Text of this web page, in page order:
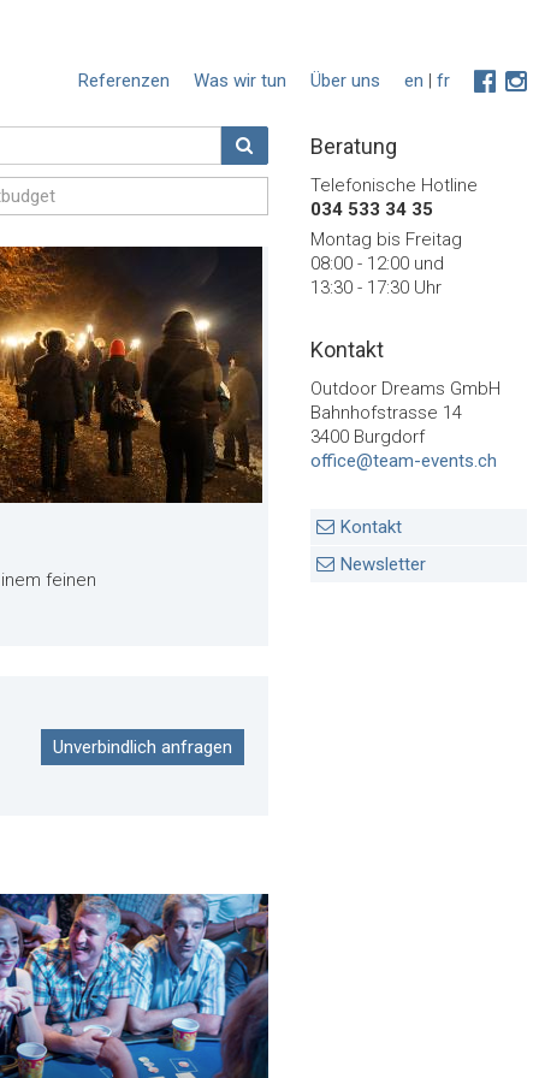
en | fr
Über uns
Was wir tun
Referenzen
feinen
Unverbindlich anfragen
Beratung
Telefonische Hotline
034 533 34 35
Montag bis Freitag
08:00 - 12:00 und
13:30 - 17:30 Uhr
Kontakt
Outdoor Dreams GmbH
Bahnhofstrasse 14
3400 Burgdorf
office@team-events.ch
Kontakt
Newsletter